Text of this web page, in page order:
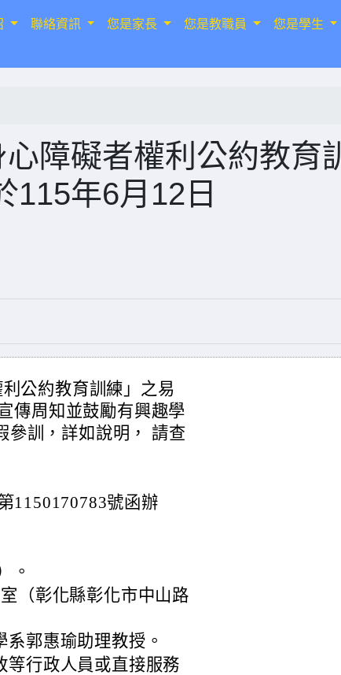
聯絡資訊 您是家長 您是教職員 您是學生
障礙者權利公約教育訓
115年6月12日
公約教育訓練」之易
傳周知並鼓勵有興趣學
參訓，詳如說明， 請查
1150170783號函辦
。
（彰化縣彰化市中山路
郭惠瑜助理教授。
等行政人員或直接服務